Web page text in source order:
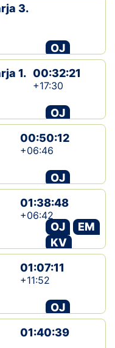
3.
OJ
1. 00:32:21
+17:30
OJ
00:50:12
+06:46
OJ
01:38:48
+06:42
OJ
EM
KV
01:07:11
+11:52
OJ
01:40:39